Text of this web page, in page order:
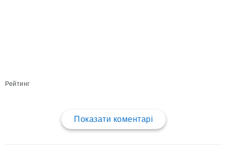
Рейтинг
Показати коментарі